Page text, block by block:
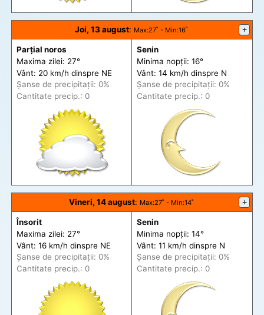
Joi, 13 august: Max:27˚ - Min:16˚ +
Parțial noros
Maxima zilei: 27°
Vânt: 20 km/h dinspre NE
Șanse de precipitații: 0%
Cantitate precip.: 0
Senin
Minima nopții: 16°
Vânt: 14 km/h dinspre N
Șanse de precipitații: 0%
Cantitate precip.: 0
Vineri, 14 august: Max:27˚ - Min:14˚ +
Însorit
Maxima zilei: 27°
Vânt: 16 km/h dinspre NE
Șanse de precipitații: 0%
Cantitate precip.: 0
Senin
Minima nopții: 14°
Vânt: 11 km/h dinspre N
Șanse de precipitații: 0%
Cantitate precip.: 0